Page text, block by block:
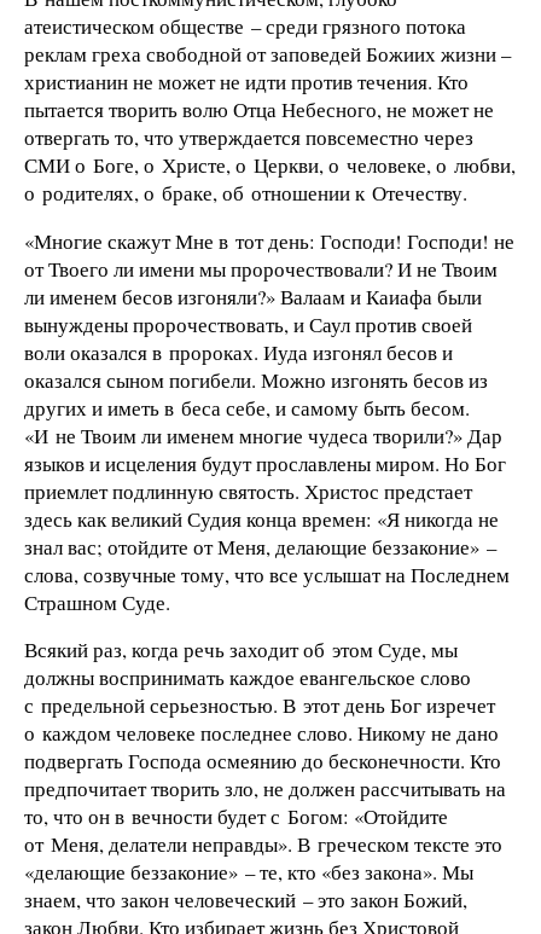
атеистическом обществе – среди грязного потока
реклам греха свободной от заповедей Божиих жизни –
христианин не может не идти против течения. Кто
пытается творить волю Отца Небесного, не может не
отвергать то, что утверждается повсеместно через
СМИ о Боге, о Христе, о Церкви, о человеке, о любви,
о родителях, о браке, об отношении к Отечеству.
«Многие скажут Мне в тот день: Господи! Господи! не
от Твоего ли имени мы пророчествовали? И не Твоим
ли именем бесов изгоняли?» Валаам и Каиафа были
вынуждены пророчествовать, и Саул против своей
воли оказался в пророках. Иуда изгонял бесов и
оказался сыном погибели. Можно изгонять бесов из
других и иметь в беса себе, и самому быть бесом.
«И не Твоим ли именем многие чудеса творили?» Дар
языков и исцеления будут прославлены миром. Но Бог
приемлет подлинную святость. Христос предстает
здесь как великий Судия конца времен: «Я никогда не
знал вас; отойдите от Меня, делающие беззаконие» –
слова, созвучные тому, что все услышат на Последнем
Страшном Суде.
Всякий раз, когда речь заходит об этом Суде, мы
должны воспринимать каждое евангельское слово
с предельной серьезностью. В этот день Бог изречет
о каждом человеке последнее слово. Никому не дано
подвергать Господа осмеянию до бесконечности. Кто
предпочитает творить зло, не должен рассчитывать на
то, что он в вечности будет с Богом: «Отойдите
от Меня, делатели неправды». В греческом тексте это
«делающие беззаконие» – те, кто «без закона». Мы
знаем, что закон человеческий – это закон Божий,
закон Любви. Кто избирает жизнь без Христовой